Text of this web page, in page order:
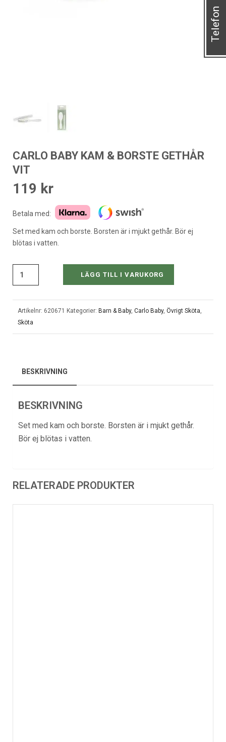
CARLO BABY KAM & BORSTE GETHÅR
VIT
119 kr
Betala med:
Set med kam och borste. Borsten är i mjukt gethår. Bör ej
blötas i vatten.
LÄGG TILL I VARUKORG
Artikelnr: 620671 Kategorier: Barn & Baby, Carlo Baby, Övrigt Sköta,
Sköta
BESKRIVNING
BESKRIVNING
Set med kam och borste. Borsten är i mjukt gethår.
Bör ej blötas i vatten.
RELATERADE PRODUKTER
Telefon